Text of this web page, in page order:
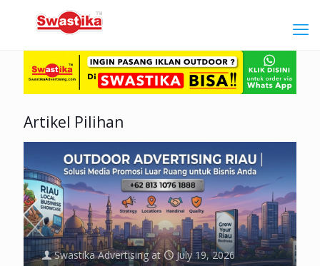
Artikel Pilihan
Swastika Advertising at July 19, 2026